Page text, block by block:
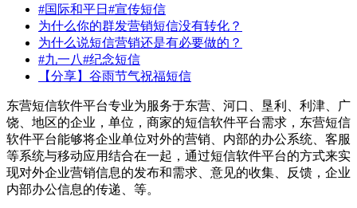
#国际和平日#宣传短信
为什么你的群发营销短信没有转化？
为什么说短信营销还是有必要做的？
#九一八#纪念短信
【分享】谷雨节气祝福短信
东营短信软件平台专业为服务于东营、河口、垦利、利津、广
饶、地区的企业，单位，商家的短信软件平台需求，东营短信
软件平台能够将企业单位对外的营销、内部的办公系统、客服
等系统与移动应用结合在一起，通过短信软件平台的方式来实
现对外企业营销信息的发布和需求、意见的收集、反馈，企业
内部办公信息的传递、等。